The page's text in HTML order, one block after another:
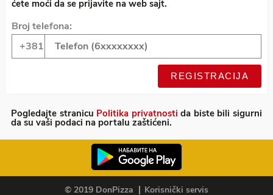
ćete moći da se prijavite na web sajt.
Broj telefona:
Pogledajte stranicu Politika privatnosti da biste bili sigurni
da su vaši podaci na portalu zaštićeni.
© 2019 DonPizza Korisnički servis